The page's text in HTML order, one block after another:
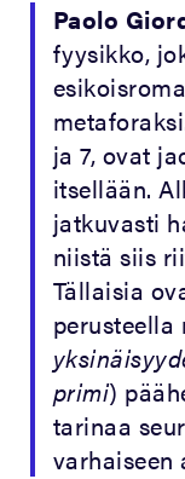
Paolo
fyysikko,
ja 7, ovat
itsellään.
jatkuvasti
niistä siis
Tällaisia
primi)
tarinaa
varhaiseen